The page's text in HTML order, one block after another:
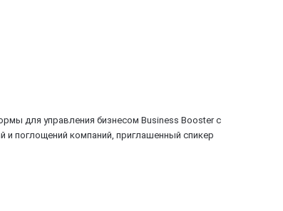
для управления бизнесом Business Booster c
и поглощений компаний, приглашенный спикер